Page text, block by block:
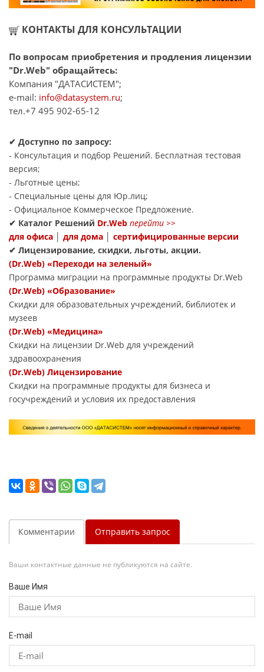
КОНТАКТЫ ДЛЯ КОНСУЛЬТАЦИИ
По вопросам приобретения и продления лицензии
"Dr.Web" обращайтесь:
Компания "ДАТАСИСТЕМ";
e-mail: info@datasystem.ru;
тел.+7 495 902-65-12
✔ Доступно по запросу:
- Консультация и подбор Решений. Бесплатная тестовая
версия;
- Льготные цены;
- Специальные цены для Юр.лиц;
- Официальное Коммерческое Предложение.
✔ Каталог Решений Dr.Web перейти >>
для офиса
для дома
сертифицированные версии
✔ Лицензирование, скидки, льготы, акции.
(Dr.Web) «Переходи на зеленый»
Программа миграции на программные продукты Dr.Web
(Dr.Web) «Образование»
Скидки для образовательных учреждений, библиотек и
музеев
(Dr.Web) «Медицина»
Скидки на лицензии Dr.Web для учреждений
здравоохранения
(Dr.Web) Лицензирование
Скидки на программные продукты для бизнеса и
госучреждений и условия их предоставления
Комментарии Отправить запрос
Ваши контактные данные не публикуются на сайте.
Ваше Имя
E-mail